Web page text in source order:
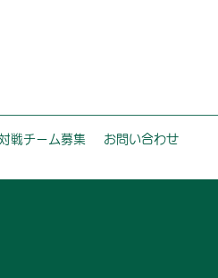
戦チーム募集 お問い合わせ